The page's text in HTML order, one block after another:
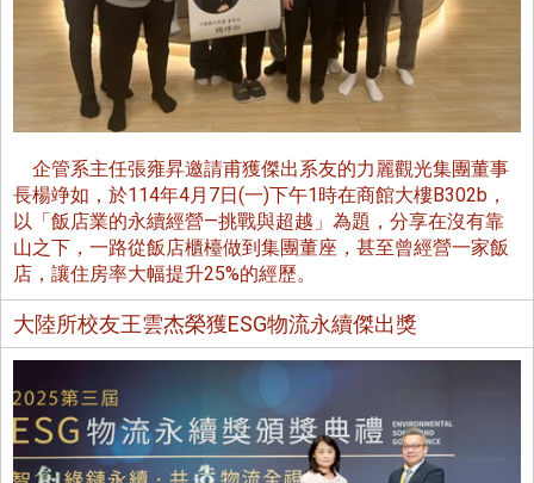
企管系主任張雍昇邀請甫獲傑出系友的力麗觀光集團董事
長楊竫如，於114年4月7日(一)下午1時在商館大樓B302b，
以「飯店業的永續經營—挑戰與超越」為題，分享在沒有靠
山之下，一路從飯店櫃檯做到集團董座，甚至曾經營一家飯
店，讓住房率大幅提升25%的經歷。
大陸所校友王雲杰榮獲ESG物流永續傑出獎